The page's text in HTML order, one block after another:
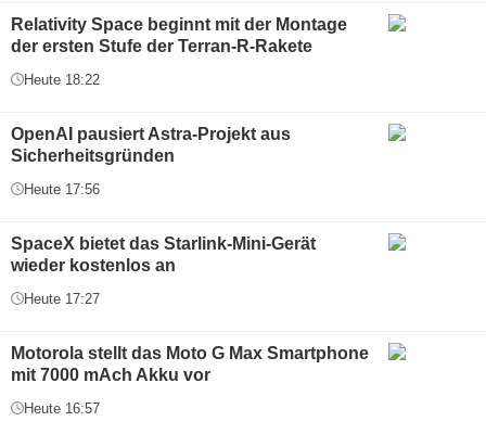
Relativity Space beginnt mit der Montage
der ersten Stufe der Terran-R-Rakete
Heute 18:22
OpenAI pausiert Astra-Projekt aus
Sicherheitsgründen
Heute 17:56
SpaceX bietet das Starlink-Mini-Gerät
wieder kostenlos an
Heute 17:27
Motorola stellt das Moto G Max Smartphone
mit 7000 mAch Akku vor
Heute 16:57